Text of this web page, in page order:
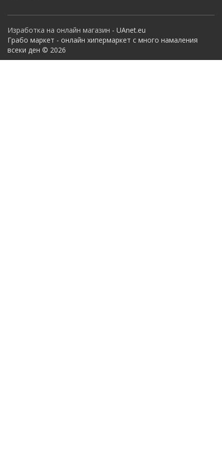
Изработка на онлайн магазин - UAnet.eu
Грабо маркет - онлайн хипермаркет с много намаления
всеки ден © 2026